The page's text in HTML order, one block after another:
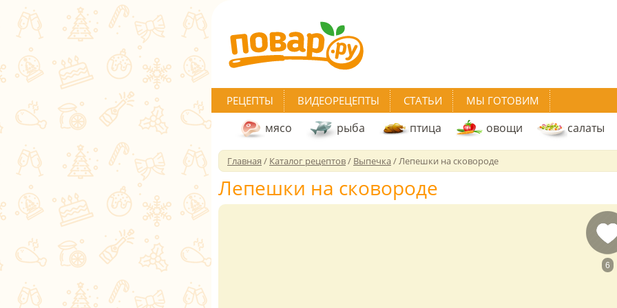
РЕЦЕПТЫ ВИДЕОРЕЦЕПТЫ СТАТЬИ МЫ ГОТОВИМ
мясо рыба птица овощи салаты
Главная / Каталог рецептов/ Выпечка/Лепешки на сковороде
Лепешки на сковороде
6